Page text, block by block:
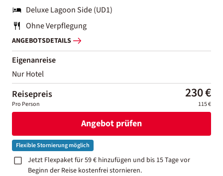
Deluxe Lagoon Side (UD1)
Ohne Verpflegung
ANGEBOTSDETAILS
Eigenanreise
Nur Hotel
Reisepreis 230 €
Pro Person 115 €
Angebot prüfen
Flexible Stornierung möglich
Jetzt Flexpaket für 59 € hinzufügen und bis 15 Tage vor
Beginn der Reise kostenfrei stornieren.